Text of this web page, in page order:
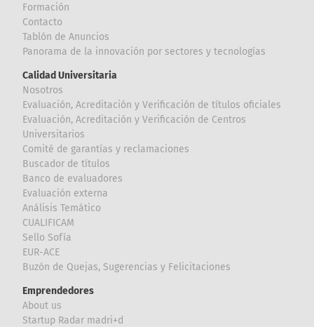
Formación
Contacto
Tablón de Anuncios
Panorama de la innovación por sectores y tecnologías
Calidad Universitaria
Nosotros
Evaluación, Acreditación y Verificación de títulos oficiales
Evaluación, Acreditación y Verificación de Centros
Universitarios
Comité de garantías y reclamaciones
Buscador de títulos
Banco de evaluadores
Evaluación externa
Análisis Temático
CUALIFICAM
Sello Sofía
EUR-ACE
Buzón de Quejas, Sugerencias y Felicitaciones
Emprendedores
About us
Startup Radar madri+d